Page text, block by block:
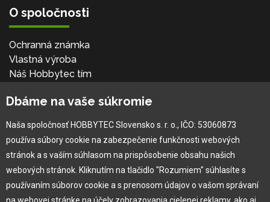
O spoločnosti
Ochranná známka
Vlastná výroba
Náš Hobbytec tím
Naša história
Pre zákazníka
Garancia najlepšej ceny
Dbáme na vaše súkromie
Naša spoločnosť HOBBYTEC Slovensko s. r. o., IČO: 53060873
používa súbory cookie na zabezpečenie funkčnosti webových
stránok a s vaším súhlasom na prispôsobenie obsahu našich
webových stránok. Kliknutím na tlačidlo "Rozumiem" súhlasíte s
používaním súborov cookie a s prenosom údajov o vašom správaní
na webovej stránke na účely zobrazovania cielenej reklamy, ako aj